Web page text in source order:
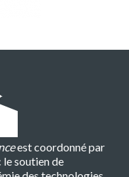
est coordonné par
le soutien de